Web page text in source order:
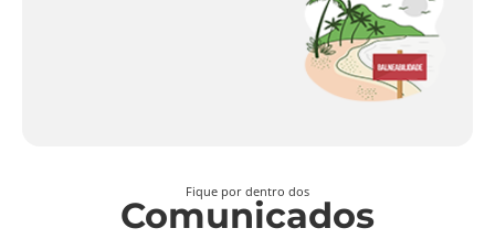
Fique por dentro dos
Comunicados